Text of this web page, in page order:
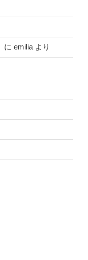
に emilia より